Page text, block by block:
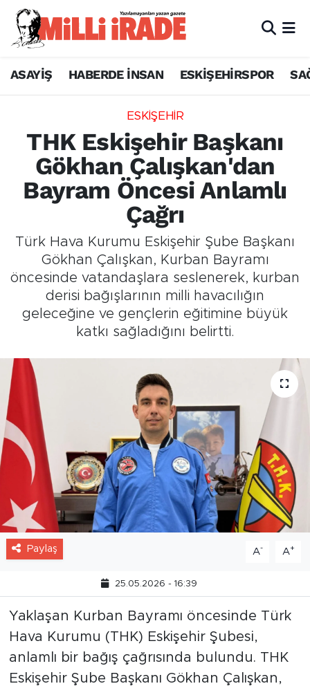
ASAYİŞ HABERDE İNSAN ESKİŞEHİRSPOR
ESKİŞEHİR
THK Eskişehir Başkanı
Gökhan Çalışkan'dan
Bayram Öncesi Anlamlı
Çağrı
Türk Hava Kurumu Eskişehir Şube Başkanı
Gökhan Çalışkan, Kurban Bayramı
öncesinde vatandaşlara seslenerek, kurban
derisi bağışlarının milli havacılığın
geleceğine ve gençlerin eğitimine büyük
katkı sağladığını belirtti.
Paylaş A- A+
25.05.2026 - 16:39
Yaklaşan Kurban Bayramı öncesinde Türk
Hava Kurumu (THK) Eskişehir Şubesi,
anlamlı bir bağış çağrısında bulundu. THK
Eskişehir Şube Başkanı Gökhan Çalışkan,